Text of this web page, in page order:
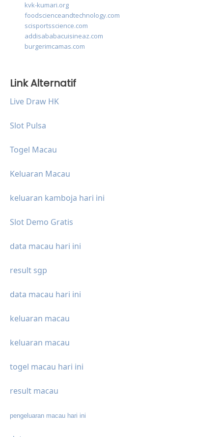
kvk-kumari.org
foodscienceandtechnology.com
scisportsscience.com
addisababacuisineaz.com
burgerimcamas.com
Link Alternatif
Live Draw HK
Slot Pulsa
Togel Macau
Keluaran Macau
keluaran kamboja hari ini
Slot Demo Gratis
data macau hari ini
result sgp
data macau hari ini
keluaran macau
keluaran macau
togel macau hari ini
result macau
pengeluaran macau hari ini